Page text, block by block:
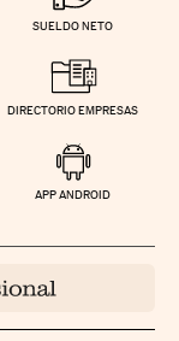
SUELDO NETO
DIRECTORIO EMPRESAS
APP ANDROID